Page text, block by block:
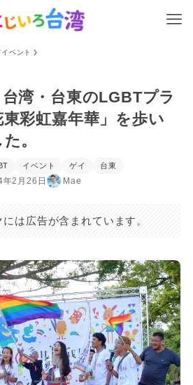
ベント
湾・台東のLGBTプラ
彩虹嘉年華」を歩い
。
イベント ゲイ 台東
年2月26日 Mae
は広告が含まれています。